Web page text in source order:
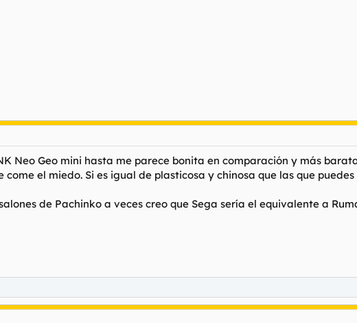
a llegar a Europa. Se estima en unos 100 leuros en Japón.
y molón algo así pero en 14 pulgadas? ¿cuánto puede costar una pantalla de
Neo Geo mini hasta me parece bonita en comparación y más
come el miedo. Si es igual de plasticosa y chinosa que las que
de Pachinko a veces creo que Sega sería el equivalente a